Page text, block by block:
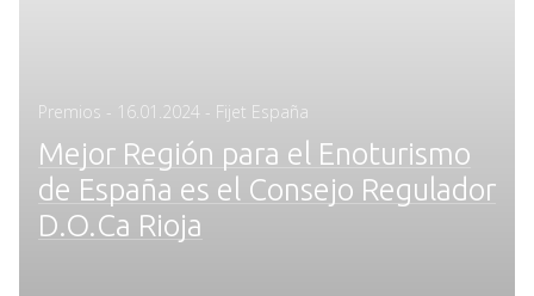
Premios - Posted
16.01.2024 - Fijet España
Mejor Región para el Enoturismo
de España es el Consejo Regulador
D.O.Ca Rioja